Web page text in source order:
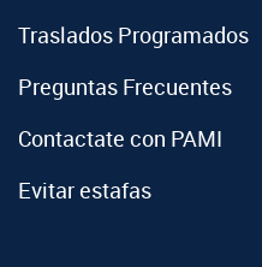
Traslados Programados
Preguntas Frecuentes
Contactate con PAMI
Evitar estafas